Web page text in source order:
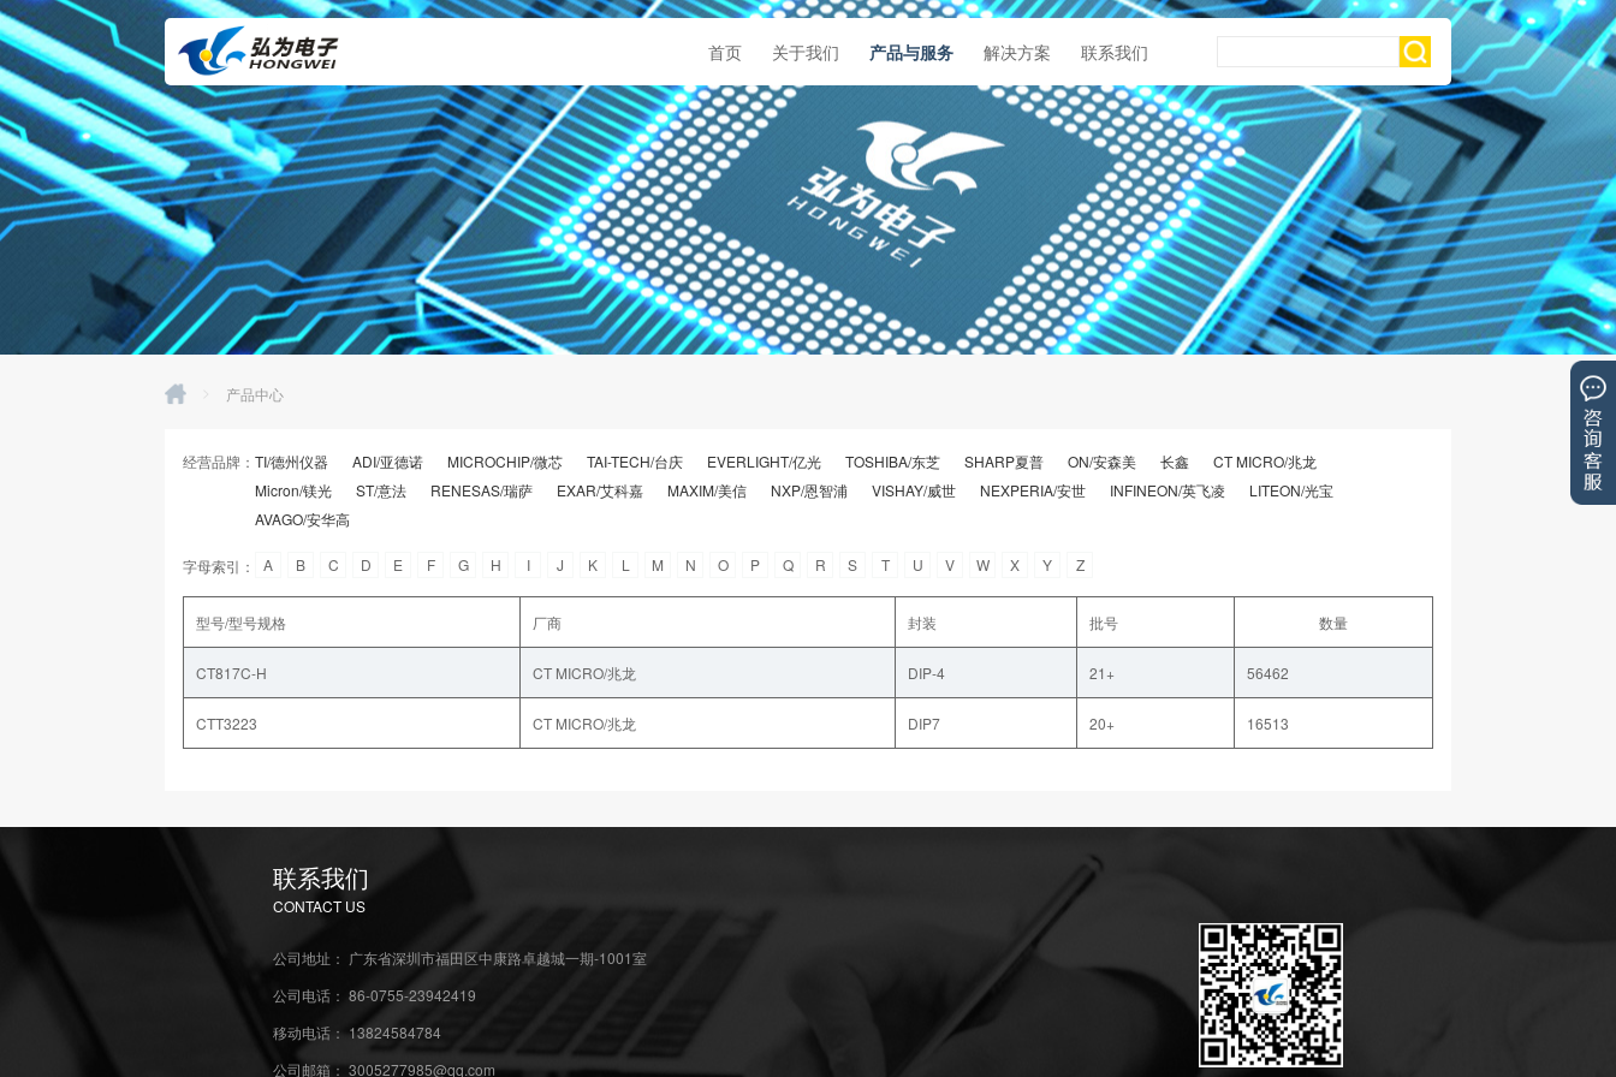
首页 关于我们 产品与服务 解决方案 联系我们
产品中心
经营品牌： TI/德州仪器 ADI/亚德诺 MICROCHIP/微芯 TAI-TECH/台庆 EVERLIGHT/亿光 TOSHIBA/东芝 SHARP夏普 ON/安森美 长鑫
CT MICRO/兆龙
Micron/镁光
ST/意法 RENESAS/瑞萨 EXAR/艾科嘉 MAXIM/美信 NXP/恩智浦 VISHAY/威世 NEXPERIA/安世 INFINEON/英飞凌
LITEON/光宝
AVAGO/安华高
字母索引： A B C D E F G H I J K L M N O P Q R S T U V W X Y Z
型号/型号规格 厂商 封装 批号 数量
CT817C-H CT MICRO/兆龙 DIP-4 21+ 56462
CTT3223 CT MICRO/兆龙 DIP7 20+ 16513
联系我们
CONTACT US
公司地址： 广东省深圳市福田区中康路卓越城一期-1001室
公司电话： 86-0755-23942419
移动电话： 13824584784
公司邮箱： 3005277985@qq.com